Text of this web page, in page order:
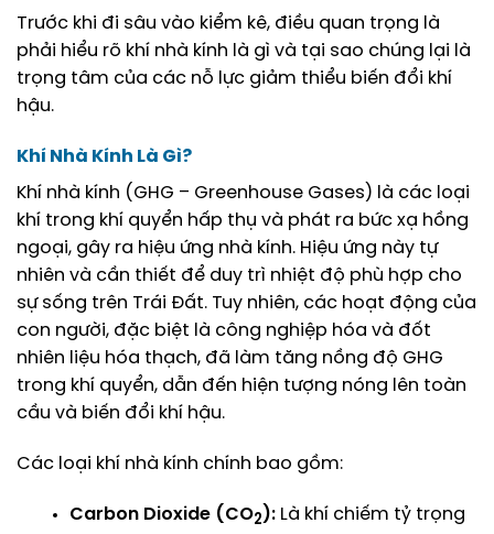
Trước khi đi sâu vào kiểm kê, điều quan trọng là
phải hiểu rõ khí nhà kính là gì và tại sao chúng lại là
trọng tâm của các nỗ lực giảm thiểu biến đổi khí
hậu.
Khí Nhà Kính Là Gì?
Khí nhà kính (GHG – Greenhouse Gases) là các loại
khí trong khí quyển hấp thụ và phát ra bức xạ hồng
ngoại, gây ra hiệu ứng nhà kính. Hiệu ứng này tự
nhiên và cần thiết để duy trì nhiệt độ phù hợp cho
sự sống trên Trái Đất. Tuy nhiên, các hoạt động của
con người, đặc biệt là công nghiệp hóa và đốt
nhiên liệu hóa thạch, đã làm tăng nồng độ GHG
trong khí quyển, dẫn đến hiện tượng nóng lên toàn
cầu và biến đổi khí hậu.
Các loại khí nhà kính chính bao gồm:
Carbon Dioxide (CO2 ): Là khí chiếm tỷ trọng